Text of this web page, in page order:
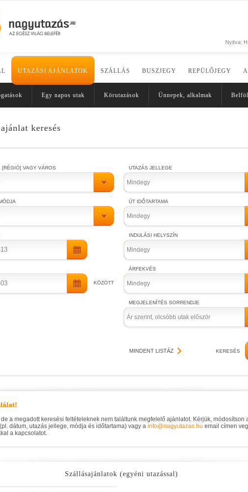
Nyitva:
UTAZÁSI AJÁNLATOK SZÁLLÁS BUSZJEGY REPÜLŐJEGY
Egy napos utak Körutazások Ünnepek, alkalmak
keresés
[RÉGIÓ] VAGY VÁROS
KÖZÖTT
UTAZÁS JELLEGE
Mindegy
ÚT IDŐTARTAMA
Mindegy
INDULÁSI HELYSZÍN
Mindegy
ÁRFEKVÉS
Mindegy
MEGJELENÍTÉS SORRENDJE
Ár szerint, olcsóbb utak először
KERESÉS
MINDENT LISTÁZ
a megadott keresési feltételeknek nem találtunk megfelelő ajánlatot. Kérjük, módosítson
dátum, utazás jellege, módja és időtartama) vagy a info@nagyutazas.hu email címen
a kapcsolatot.
Szállásajánlatok (egyéni utazással)